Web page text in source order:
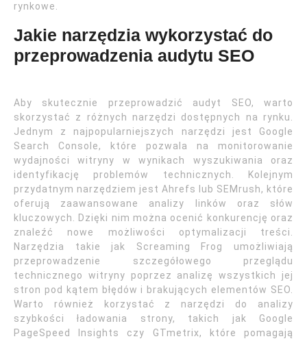
rynkowe.
Jakie narzędzia wykorzystać do
przeprowadzenia audytu SEO
Aby skutecznie przeprowadzić audyt SEO, warto
skorzystać z różnych narzędzi dostępnych na rynku.
Jednym z najpopularniejszych narzędzi jest Google
Search Console, które pozwala na monitorowanie
wydajności witryny w wynikach wyszukiwania oraz
identyfikację problemów technicznych. Kolejnym
przydatnym narzędziem jest Ahrefs lub SEMrush, które
oferują zaawansowane analizy linków oraz słów
kluczowych. Dzięki nim można ocenić konkurencję oraz
znaleźć nowe możliwości optymalizacji treści.
Narzędzia takie jak Screaming Frog umożliwiają
przeprowadzenie szczegółowego przeglądu
technicznego witryny poprzez analizę wszystkich jej
stron pod kątem błędów i brakujących elementów SEO.
Warto również korzystać z narzędzi do analizy
szybkości ładowania strony, takich jak Google
PageSpeed Insights czy GTmetrix, które pomagają